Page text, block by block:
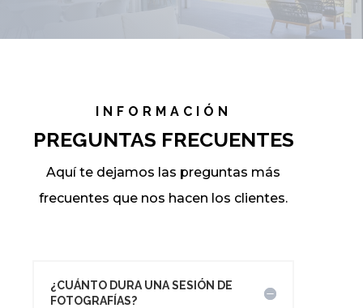
INFORMACIÓN
PREGUNTAS FRECUENTES
Aquí te dejamos las preguntas más
frecuentes que nos hacen los clientes.
¿CUÁNTO DURA UNA SESIÓN DE
FOTOGRAFÍAS?